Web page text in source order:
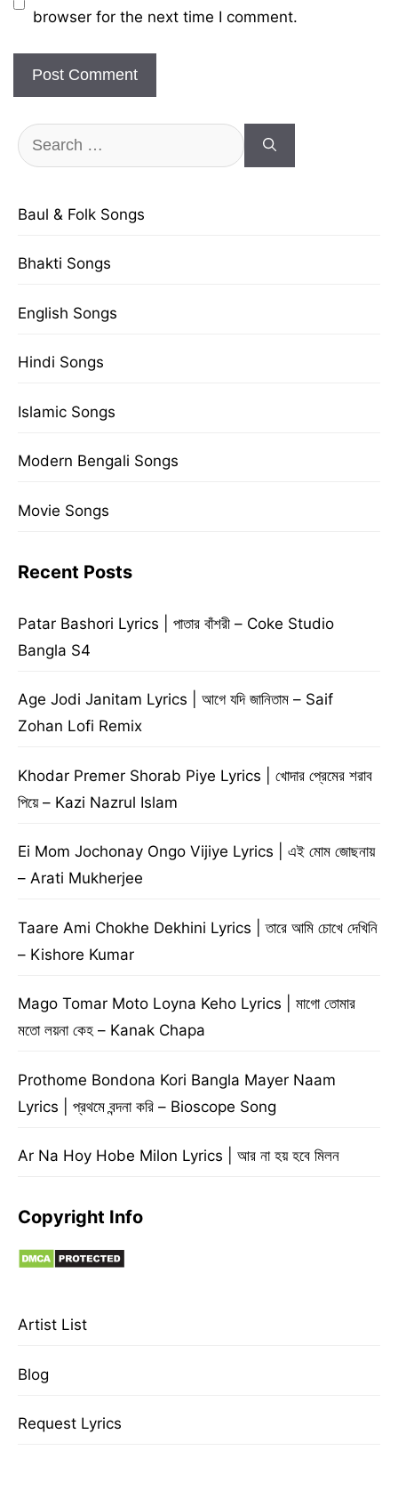
browser for the next time I comment.
Search
for:
Baul & Folk Songs
Bhakti Songs
English Songs
Hindi Songs
Islamic Songs
Modern Bengali Songs
Movie Songs
Recent Posts
Patar Bashori Lyrics | পাতার বাঁশরী – Coke Studio
Bangla S4
Age Jodi Janitam Lyrics | আগে যদি জানিতাম – Saif
Zohan Lofi Remix
Khodar Premer Shorab Piye Lyrics | খোদার প্রেমের শরাব
পিয়ে – Kazi Nazrul Islam
Ei Mom Jochonay Ongo Vijiye Lyrics | এই মোম জোছনায়
– Arati Mukherjee
Taare Ami Chokhe Dekhini Lyrics | তারে আমি চোখে দেখিনি
– Kishore Kumar
Mago Tomar Moto Loyna Keho Lyrics | মাগো তোমার
মতো লয়না কেহ – Kanak Chapa
Prothome Bondona Kori Bangla Mayer Naam
Lyrics | প্রথমে বন্দনা করি – Bioscope Song
Ar Na Hoy Hobe Milon Lyrics | আর না হয় হবে মিলন
Copyright Info
Artist List
Blog
Request Lyrics